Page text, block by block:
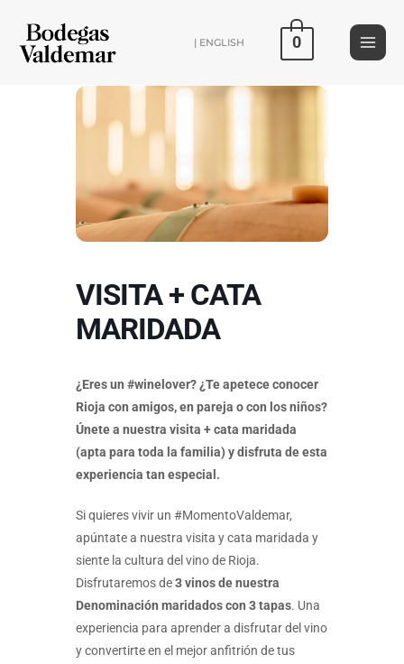
contenido
| ENGLISH 0
VISITA + CATA
MARIDADA
¿Eres un #winelover? ¿Te apetece conocer
Rioja con amigos, en pareja o con los niños?
Únete a nuestra visita + cata maridada
(apta para toda la familia) y disfruta de esta
experiencia tan especial.
Si quieres vivir un #MomentoValdemar,
apúntate a nuestra visita y cata maridada y
siente la cultura del vino de Rioja.
Disfrutaremos de3 vinos de nuestra
Denominación maridados con 3 tapas. Una
experiencia para aprender a disfrutar del vino
y convertirte en el mejor anfitrión de tus